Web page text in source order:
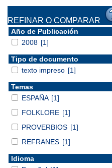
REFINAR O COMPARAR
Año de Publicación
2008 [1]
Tipo de documento
texto impreso [1]
Temas
ESPAÑA [1]
FOLKLORE [1]
PROVERBIOS [1]
REFRANES [1]
Idioma